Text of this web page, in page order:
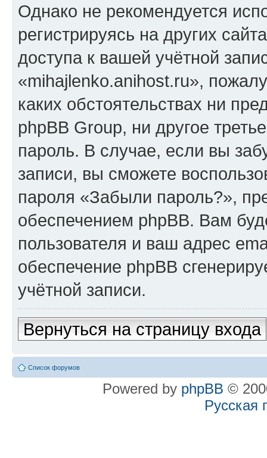
Однако не рекомендуется
регистрируясь на других
доступа к вашей учётной
«mihajlenko.anihost.ru»,
каких обстоятельствах ни
phpBB Group, ни другое
пароль. В случае, если вы
записи, вы сможете
пароля «Забыли пароль?»,
обеспечением phpBB. Вам
пользователя и ваш адрес
обеспечение phpBB
учётной записи.
Вернуться на страницу входа
Список форумов
Powered by phpBB ©
Русская